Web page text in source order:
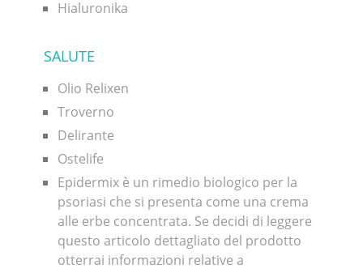
Hialuronika
SALUTE
Olio Relixen
Troverno
Delirante
Ostelife
Epidermix è un rimedio biologico per la
psoriasi che si presenta come una crema
alle erbe concentrata. Se decidi di leggere
questo articolo dettagliato del prodotto
otterrai informazioni relative a